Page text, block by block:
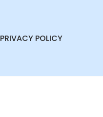
PRIVACY POLICY